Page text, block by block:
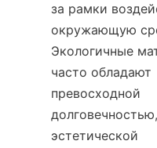
за рамки
окружающую
Экологичные
часто обладают
превосходной
эстетической